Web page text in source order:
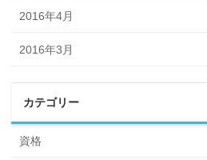
2016年4月
2016年3月
カテゴリー
資格